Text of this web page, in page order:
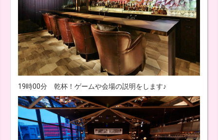
19時00分 乾杯！ゲームや会場の説明をします♪